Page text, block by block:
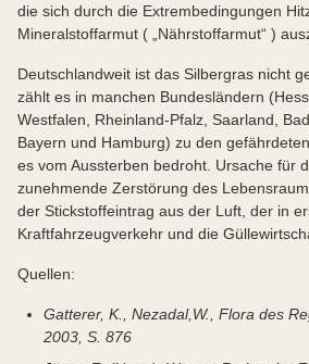
die sich durch die Extrembedingungen
Mineralstoffarmut ( „Nährstoffarmut“ )
Deutschlandweit ist das Silbergras nicht
zählt es in manchen Bundesländern
Westfalen, Rheinland-Pfalz, Saarland,
Bayern und Hamburg) zu den
es vom Aussterben bedroht. Ursache für
zunehmende Zerstörung des
der Stickstoffeintrag aus der Luft, der in
Kraftfahrzeugverkehr und die
Quellen:
Gatterer, K., Nezadal,W., Flora des
2003, S. 876